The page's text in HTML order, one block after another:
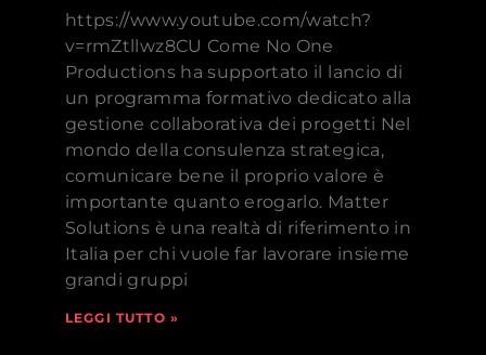
https://www.youtube.com/watch?
v=rmZtllwz8CU Come No One
Productions ha supportato il lancio di
un programma formativo dedicato alla
gestione collaborativa dei progetti Nel
mondo della consulenza strategica,
comunicare bene il proprio valore è
importante quanto erogarlo. Matter
Solutions è una realtà di riferimento in
Italia per chi vuole far lavorare insieme
grandi gruppi
LEGGI TUTTO »